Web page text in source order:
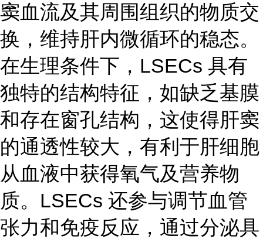
窦血流及其周围组织的物质交
换，维持肝内微循环的稳态。
在生理条件下，LSECs 具有
独特的结构特征，如缺乏基膜
和存在窗孔结构，这使得肝窦
的通透性较大，有利于肝细胞
从血液中获得氧气及营养物
质。LSECs 还参与调节血管
张力和免疫反应，通过分泌具